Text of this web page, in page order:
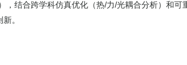
，结合跨学科仿真优化（热/力/光耦合分析）和
。